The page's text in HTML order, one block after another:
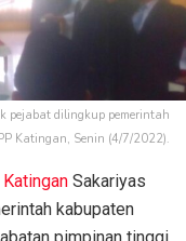
pejabat dilingkup pemerintah
Katingan, Senin (4/7/2022).
Katingan Sakariyas
kabupaten